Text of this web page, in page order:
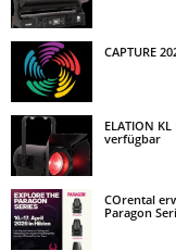
CAPTURE
ELATION
verfügbar
COrental
Paragon